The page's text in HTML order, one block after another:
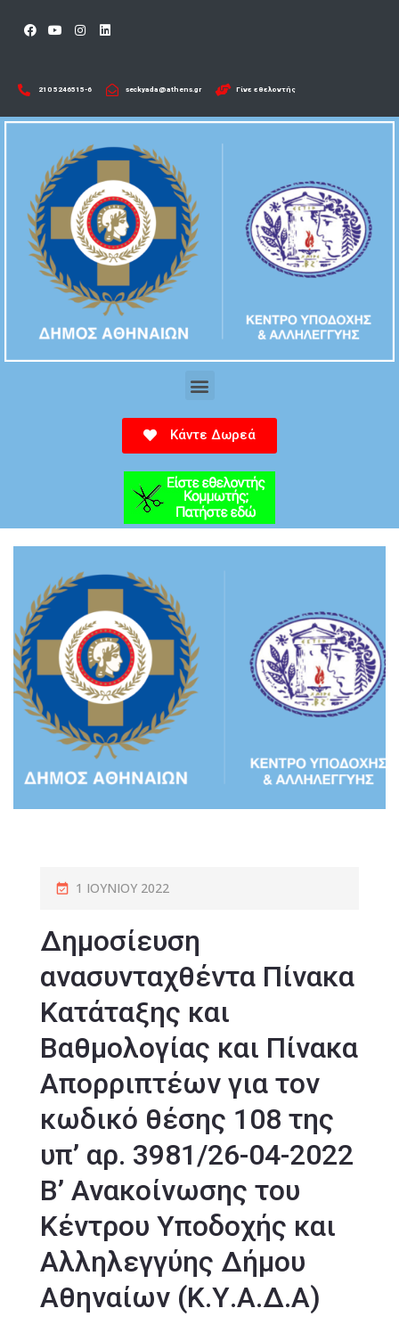
210 5246515-6​ seckyada@athens.gr Γίνε εθελοντής
Κάντε Δωρεά
1 ΙΟΥΝΊΟΥ 2022
Δημοσίευση
ανασυνταχθέντα Πίνακα
Κατάταξης και
Βαθμολογίας και Πίνακα
Απορριπτέων για τον
κωδικό θέσης 108 της
υπ’ αρ. 3981/26-04-2022
Β’ Ανακοίνωσης του
Κέντρου Υποδοχής και
Αλληλεγγύης Δήμου
Αθηναίων (Κ.Υ.Α.Δ.Α)